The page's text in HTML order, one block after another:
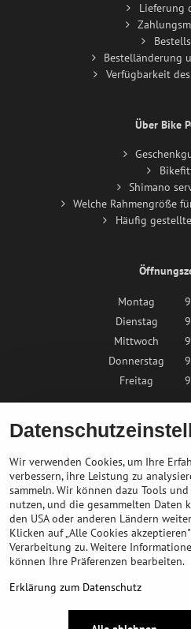
Lieferung
Bestelländerung
Verfügbarkeit
Über Bike
Shimano
Welche Rahmengröße
Häufig
Montag
Dienstag
Mittwoch
Donnerstag
Freitag
Samstag
Sonntag
Kontaktieren
©
Wir verwenden Cookies, um Ihre
verbessern, ihre Leistung zu
sammeln. Wir können dazu Tools
nutzen, und die gesammelten Daten
den USA oder anderen Ländern
Klicken auf „Alle Cookies
Verarbeitung zu. Weitere
können Ihre Präferenzen bearbeiten.
Erklärung zum Datenschutz